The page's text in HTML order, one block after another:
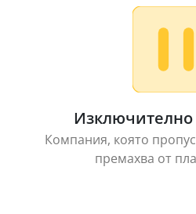
Компания, която
премахва от